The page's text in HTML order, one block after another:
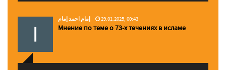
إمام احمد إمام 29.01.2025, 00:43
Мнение по теме о 73-х течениях в исламе